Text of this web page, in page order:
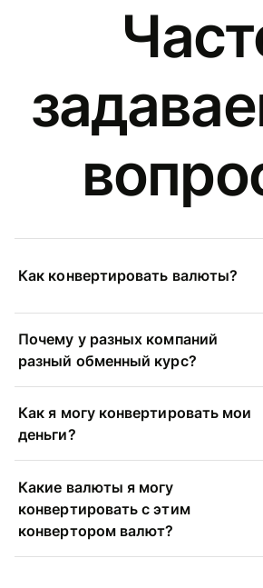
Как конвертировать валюты?
Почему у разных компаний
разный обменный курс?
Как я могу конвертировать мои
деньги?
Какие валюты я могу
конвертировать с этим
конвертором валют?